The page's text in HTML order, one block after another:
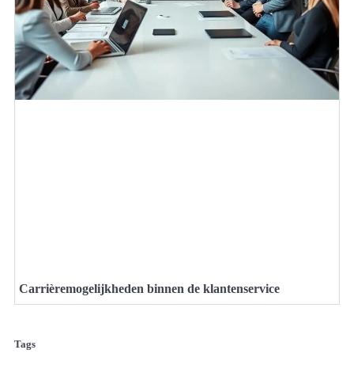
Carrièremogelijkheden binnen de klantenservice
Tags